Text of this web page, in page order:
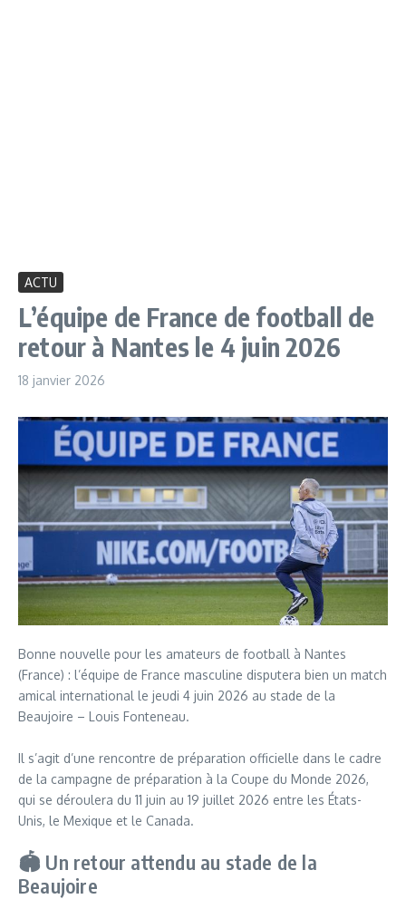
ACTU
L’équipe de France de football de
retour à Nantes le 4 juin 2026
18 janvier 2026
Bonne nouvelle pour les amateurs de football à Nantes
(France) : l’équipe de France masculine disputera bien un match
amical international le jeudi 4 juin 2026 au stade de la
Beaujoire – Louis Fonteneau.
Il s’agit d’une rencontre de préparation officielle dans le cadre
de la campagne de préparation à la Coupe du Monde 2026,
qui se déroulera du 11 juin au 19 juillet 2026 entre les États-
Unis, le Mexique et le Canada.
🏟️ Un retour attendu au stade de la
Beaujoire